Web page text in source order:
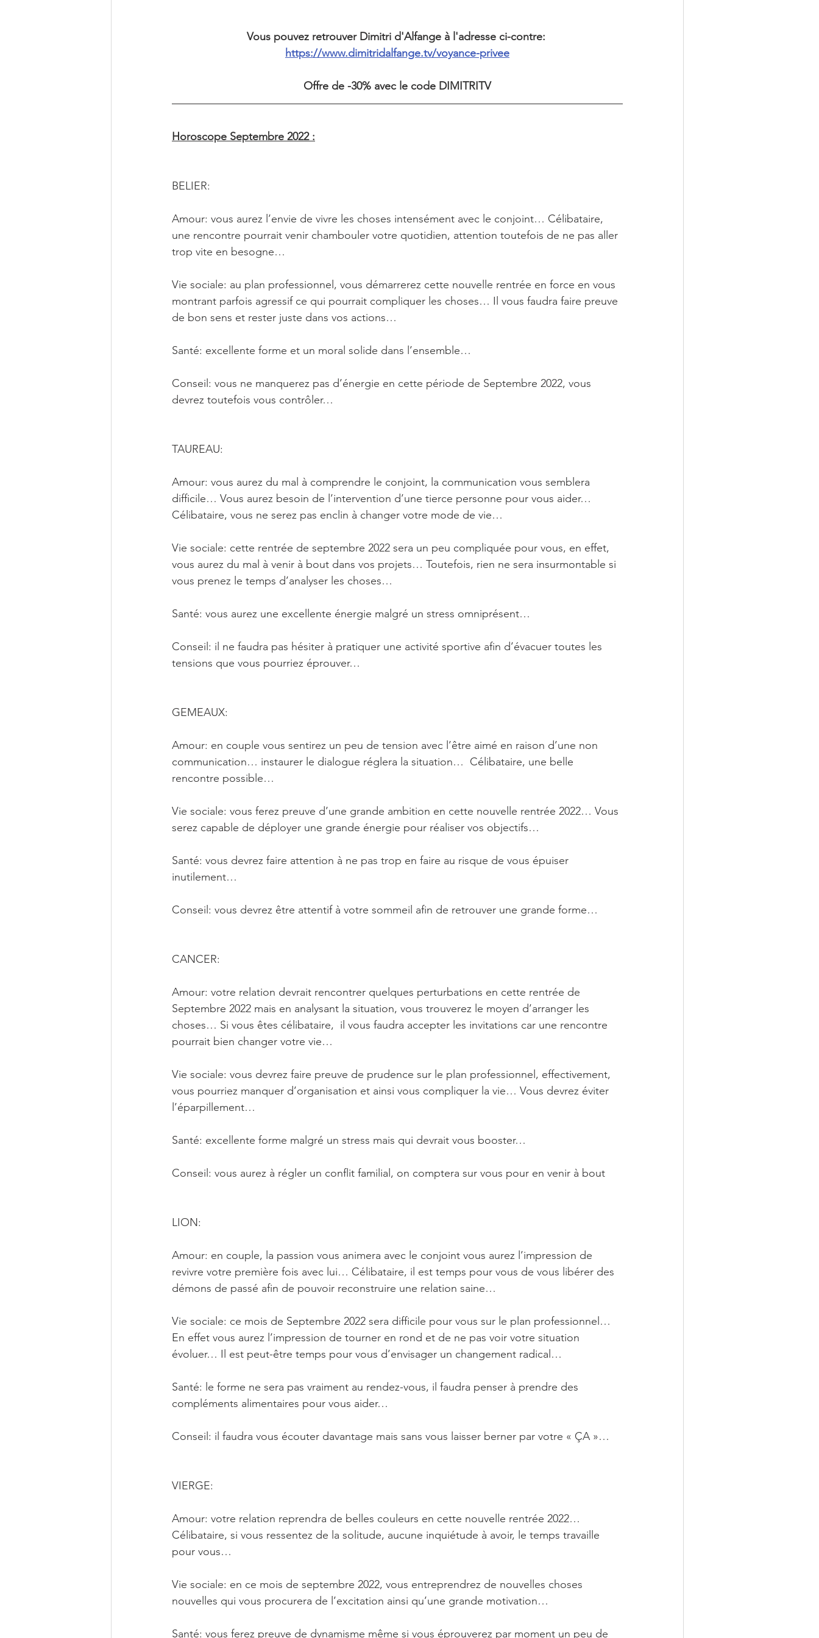
Vous pouvez retrouver Dimitri d'Alfange à l'adresse ci-contre:
https://www.dimitridalfange.tv/voyance-privee
Offre de -30% avec le code DIMITRITV
Horoscope Septembre 2022 :
BELIER:
Amour: vous aurez l’envie de vivre les choses intensément avec le conjoint… Célibataire,
une rencontre pourrait venir chambouler votre quotidien, attention toutefois de ne pas aller
trop vite en besogne…
Vie sociale: au plan professionnel, vous démarrerez cette nouvelle rentrée en force en vous
montrant parfois agressif ce qui pourrait compliquer les choses… Il vous faudra faire preuve
de bon sens et rester juste dans vos actions…
Santé: excellente forme et un moral solide dans l’ensemble…
Conseil: vous ne manquerez pas d’énergie en cette période de Septembre 2022, vous
devrez toutefois vous contrôler…
TAUREAU:
Amour: vous aurez du mal à comprendre le conjoint, la communication vous semblera
difficile… Vous aurez besoin de l’intervention d’une tierce personne pour vous aider…
Célibataire, vous ne serez pas enclin à changer votre mode de vie…
Vie sociale: cette rentrée de septembre 2022 sera un peu compliquée pour vous, en effet,
vous aurez du mal à venir à bout dans vos projets… Toutefois, rien ne sera insurmontable si
vous prenez le temps d’analyser les choses…
Santé: vous aurez une excellente énergie malgré un stress omniprésent…
Conseil: il ne faudra pas hésiter à pratiquer une activité sportive afin d’évacuer toutes les
tensions que vous pourriez éprouver…
GEMEAUX:
Amour: en couple vous sentirez un peu de tension avec l’être aimé en raison d’une non
communication… instaurer le dialogue réglera la situation…  Célibataire, une belle
rencontre possible…
Vie sociale: vous ferez preuve d’une grande ambition en cette nouvelle rentrée 2022… Vous
serez capable de déployer une grande énergie pour réaliser vos objectifs…
Santé: vous devrez faire attention à ne pas trop en faire au risque de vous épuiser
inutilement…
Conseil: vous devrez être attentif à votre sommeil afin de retrouver une grande forme…
CANCER:
Amour: votre relation devrait rencontrer quelques perturbations en cette rentrée de
Septembre 2022 mais en analysant la situation, vous trouverez le moyen d’arranger les
choses… Si vous êtes célibataire,  il vous faudra accepter les invitations car une rencontre
pourrait bien changer votre vie…
Vie sociale: vous devrez faire preuve de prudence sur le plan professionnel, effectivement,
vous pourriez manquer d’organisation et ainsi vous compliquer la vie… Vous devrez éviter
l’éparpillement…
Santé: excellente forme malgré un stress mais qui devrait vous booster…
Conseil: vous aurez à régler un conflit familial, on comptera sur vous pour en venir à bout
LION:
Amour: en couple, la passion vous animera avec le conjoint vous aurez l’impression de
revivre votre première fois avec lui… Célibataire, il est temps pour vous de vous libérer des
démons de passé afin de pouvoir reconstruire une relation saine…
Vie sociale: ce mois de Septembre 2022 sera difficile pour vous sur le plan professionnel…
En effet vous aurez l’impression de tourner en rond et de ne pas voir votre situation
évoluer… Il est peut-être temps pour vous d’envisager un changement radical…
Santé: le forme ne sera pas vraiment au rendez-vous, il faudra penser à prendre des
compléments alimentaires pour vous aider…
Conseil: il faudra vous écouter davantage mais sans vous laisser berner par votre « ÇA »…
VIERGE:
Amour: votre relation reprendra de belles couleurs en cette nouvelle rentrée 2022…
Célibataire, si vous ressentez de la solitude, aucune inquiétude à avoir, le temps travaille
pour vous…
Vie sociale: en ce mois de septembre 2022, vous entreprendrez de nouvelles choses
nouvelles qui vous procurera de l’excitation ainsi qu’une grande motivation…
Santé: vous ferez preuve de dynamisme même si vous éprouverez par moment un peu de